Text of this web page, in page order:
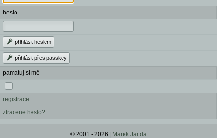
heslo
přihlásit heslem
přihlásit přes passkey
pamatuj si mě
registrace
ztracené heslo?
© 2001 - 2026 | Marek Janda